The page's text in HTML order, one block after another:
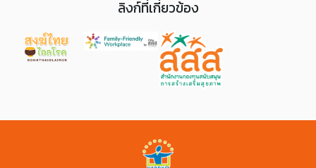
ลิงก์ที่เกี่ยวข้อง